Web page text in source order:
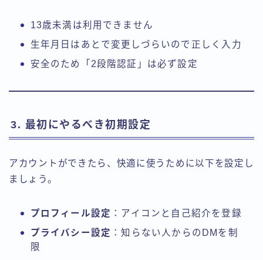
13歳未満は利用できません
生年月日はあとで変更しづらいので正しく入力
安全のため「2段階認証」は必ず設定
3. 最初にやるべき初期設定
アカウントができたら、快適に使うために以下を設定し
ましょう。
プロフィール設定 ：アイコンと自己紹介を登録
プライバシー設定 ：知らない人からのDMを制
限